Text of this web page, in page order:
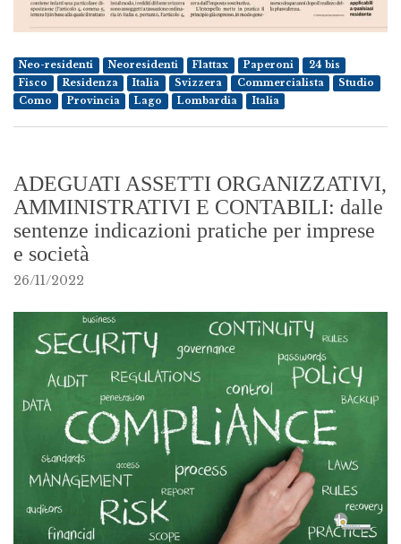
Neo-residenti Neoresidenti Flattax Paperoni
24 bis
Fisco
Residenza Italia Svizzera Commercialista
Studio
Como
Provincia Lago Lombardia Italia
ADEGUATI ASSETTI ORGANIZZATIVI,
AMMINISTRATIVI E CONTABILI: dalle
sentenze indicazioni pratiche per imprese
e società
26/11/2022